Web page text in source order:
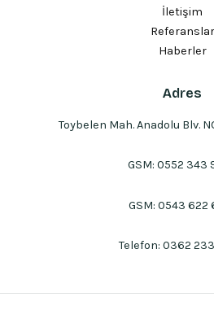
İletişim
Referanslar
Haberler
Adres
Toybelen Mah. Anadolu Blv.
GSM: 0552 343
GSM: 0543 622
Telefon: 0362